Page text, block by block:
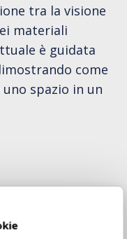
tra la visione
materiali
è guidata
come
spazio in un